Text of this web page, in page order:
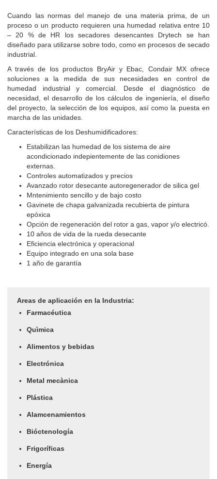
Cuando las normas del manejo de una materia prima, de un
proceso o un producto requieren una humedad relativa entre 10
– 20 % de HR los secadores desencantes Drytech se han
diseñado para utilizarse sobre todo, como en procesos de secado
industrial.
A través de los productos BryAir y Ebac, Condair MX ofrece
soluciones a la medida de sus necesidades en control de
humedad industrial y comercial. Desde el diagnóstico de
necesidad, el desarrollo de los cálculos de ingeniería, el diseño
del proyecto, la selección de los equipos, así como la puesta en
marcha de las unidades.
Características de los Deshumidificadores:
Estabilizan las humedad de los sistema de aire
acondicionado indepientemente de las conidiones
externas.
Controles automatizados y precios
Avanzado rotor desecante autoregenerador de silica gel
Mntenimiento sencillo y de bajo costo
Gavinete de chapa galvanizada recubierta de pintura
epóxica
Opción de regeneración del rotor a gas, vapor y/o electricó.
10 años de vida de la rueda desecante
Eficiencia electrónica y operacional
Equipo integrado en una sola base
1 año de garantía
Areas de aplicación en la Industria:
Farmacéutica
Quìmica
Alimentos y bebidas
Electrónica
Metal mecànica
Plástica
Alamcenamientos
Bióctenología
Frigoríficas
Energía